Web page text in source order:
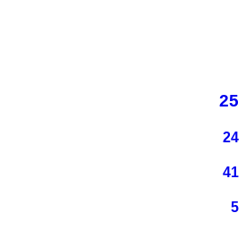
25
24
41
5